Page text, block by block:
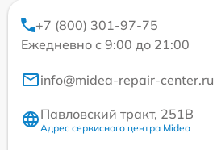
+7 (800) 301-97-75
Ежедневно с 9:00 до 21:00
info@midea-repair-center.ru
Павловский тракт, 251В
Адрес сервисного центра Midea